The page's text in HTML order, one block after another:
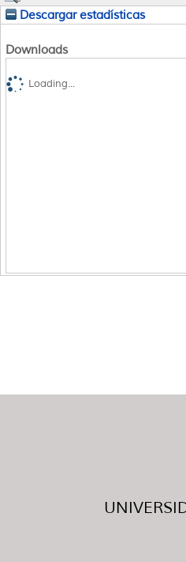
Descargar estadísticas
Downloads
Loading...